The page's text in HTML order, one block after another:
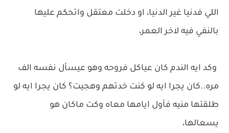
اللي فدنيا غير الدنيا، او دخلت معتقل واتحكم عليها
بالنفي فيه لاخر العمر،
وكد ايه الندم كان عياكل فروحه وهو عيسأل نفسه الف
مره..كان يجرا ايه لو كنت خدتهم وهجيت؟ كان يجرا ايه لو
طلقتها منيه فأول ايامها معاه وكت ماكان هو
يسعالها،